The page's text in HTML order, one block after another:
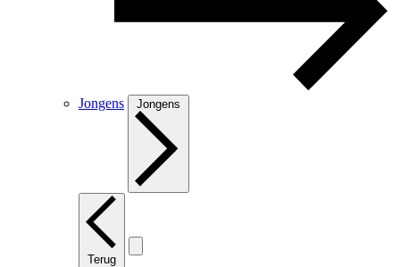
Jongens Jongens
Terug